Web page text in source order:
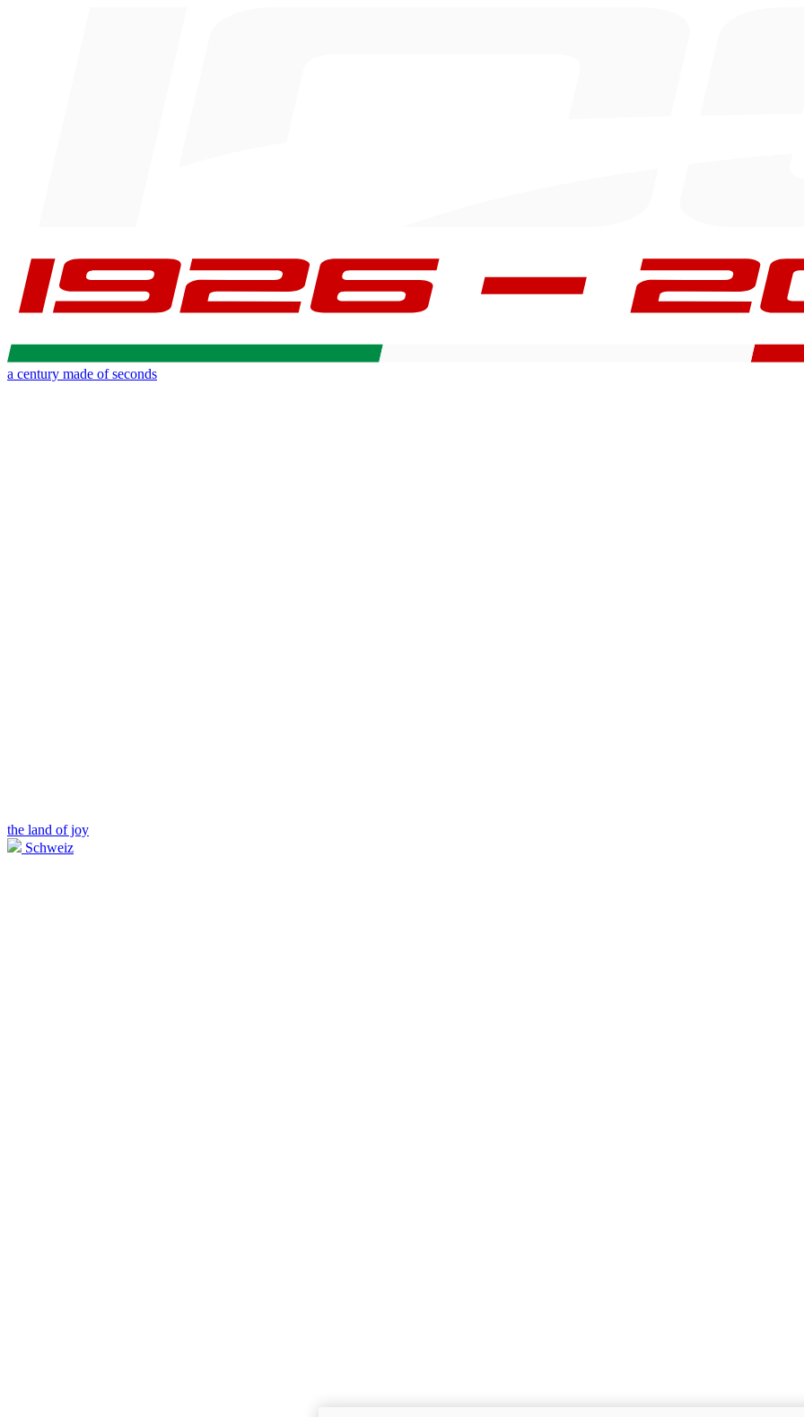
a century made of seconds
the land of joy
Schweiz